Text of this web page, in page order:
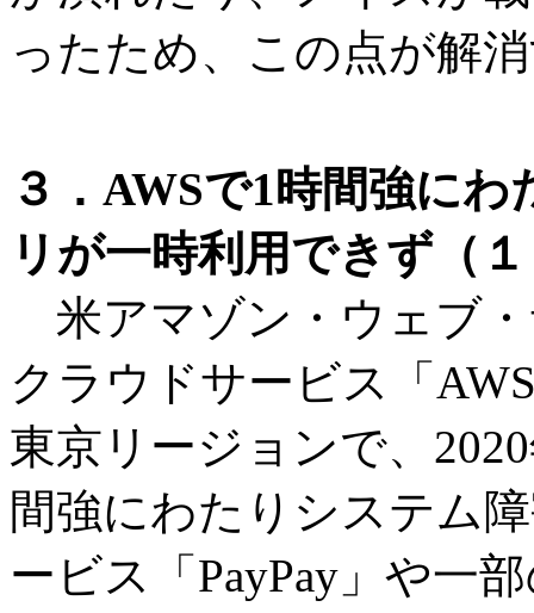
ったため、この点が解
３．AWSで1時間強に
リが一時利用できず（
米アマゾン・ウェブ
クラウドサービス「
東京リージョンで、
間強にわたりシステム
ービス「PayPay」や一